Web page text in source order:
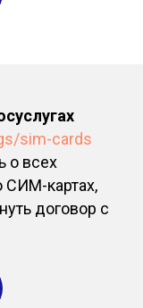
sim-cards
о всех
СИМ-картах,
договор с